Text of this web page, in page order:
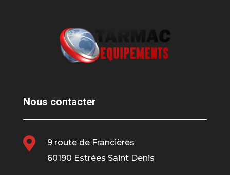
Nous contacter

9 route de Francières
60190 Estrées Saint Denis